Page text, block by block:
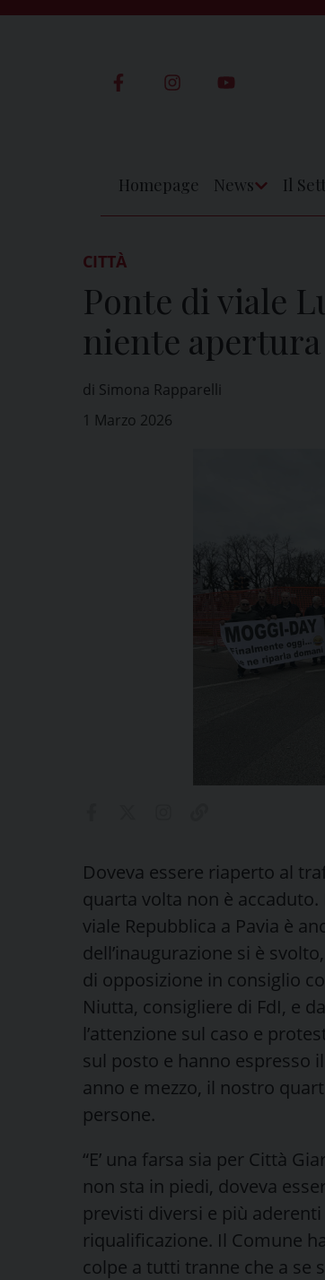
Homepage News Il
CITTÀ
Ponte di viale
niente apertura
di Simona Rapparelli
1 Marzo 2026
Doveva essere riaperto al
quarta volta non è
viale Repubblica a Pavia è
dell’inaugurazione si è
di opposizione in consiglio
Niutta, consigliere di FdI, e
l’attenzione sul caso e
sul posto e hanno espresso
anno e mezzo, il nostro
persone.
“E’ una farsa sia per Città
non sta in piedi, doveva
previsti diversi e più
riqualificazione. Il Comune
colpe a tutti tranne che a se